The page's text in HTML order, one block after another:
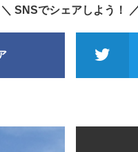
＼ SNSでシェアしよう！ ／